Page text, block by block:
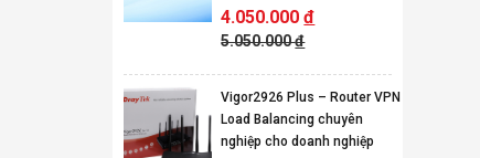
4.050.000đ
5.050.000đ
Vigor2926 Plus – Router VPN
Load Balancing chuyên
nghiệp cho doanh nghiệp